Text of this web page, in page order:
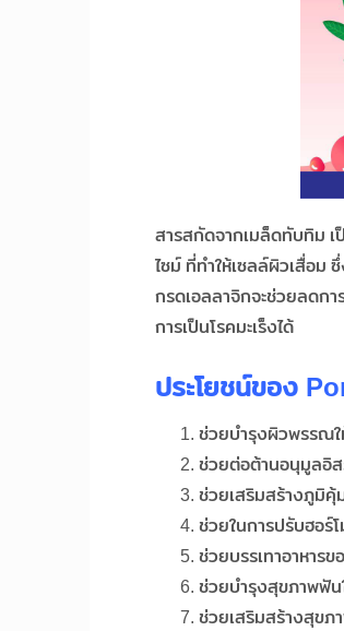
สารสกัดจากเมล็ดทับทิม เ
ไซม์ ที่ทำให้เซลล์ผิวเสื่อม
กรดเอลลาจิกจะช่วยลดกา
การเป็นโรคมะเร็งได้
ประโยชน์ของ
ช่วยบำรุงผิวพรรณ
ช่วยต่อต้านอนุมูลอิส
ช่วยเสริมสร้างภูมิคุ้
ช่วยในการปรับฮอร์
ช่วยบรรเทาอาหาร
ช่วยบำรุงสุขภาพฟั
ช่วยเสริมสร้างสุขภ